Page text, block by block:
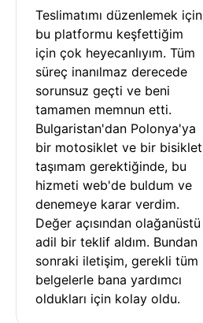
Teslimatımı düzenlemek için
bu platformu keşfettiğim
için çok heyecanlıyım. Tüm
süreç inanılmaz derecede
sorunsuz geçti ve beni
tamamen memnun etti.
Bulgaristan'dan Polonya'ya
bir motosiklet ve bir bisiklet
taşımam gerektiğinde, bu
hizmeti web'de buldum ve
denemeye karar verdim.
Değer açısından olağanüstü
adil bir teklif aldım. Bundan
sonraki iletişim, gerekli tüm
belgelerle bana yardımcı
oldukları için kolay oldu.